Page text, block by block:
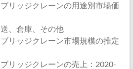
リッジクレーンの用途別市場価
、倉庫、その他
リッジクレーン市場規模の推定
リッジクレーンの売上：2020-